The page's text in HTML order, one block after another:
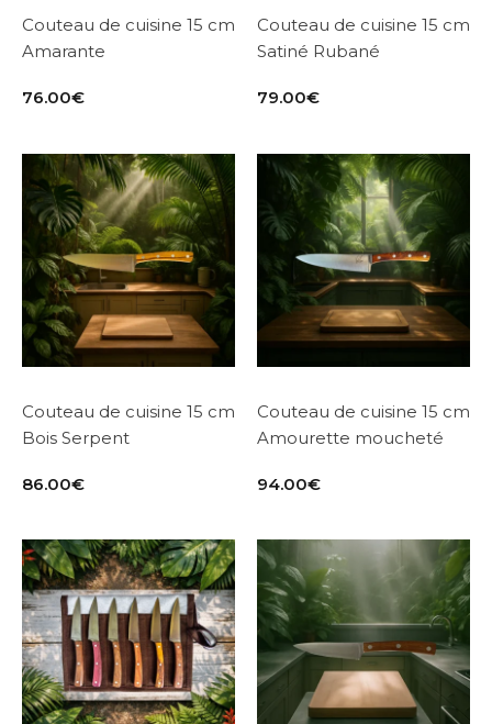
Couteau de cuisine 15 cm
Amarante
76.00€
Couteau de cuisine 15 cm
Satiné Rubané
79.00€
Couteau de cuisine 15 cm
Bois Serpent
86.00€
Couteau de cuisine 15 cm
Amourette moucheté
94.00€